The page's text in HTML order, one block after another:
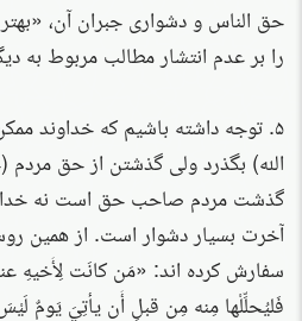
حق الناس و دشواری جبران آن،
را بر عدم انتشار مطالب مربوط به
۵. توجه داشته باشیم که خداوند
الله) بگذرد ولی گذشتن از حق
گذشت مردم صاحب حق است نه
آخرت بسیار دشوار است. از همین
سفارش کرده اند: «مَن كانَت لِأَخيهِ
فَليُحلِّلْها مِنه مِن قبلِ أَن يأتِيَ يَومٌ